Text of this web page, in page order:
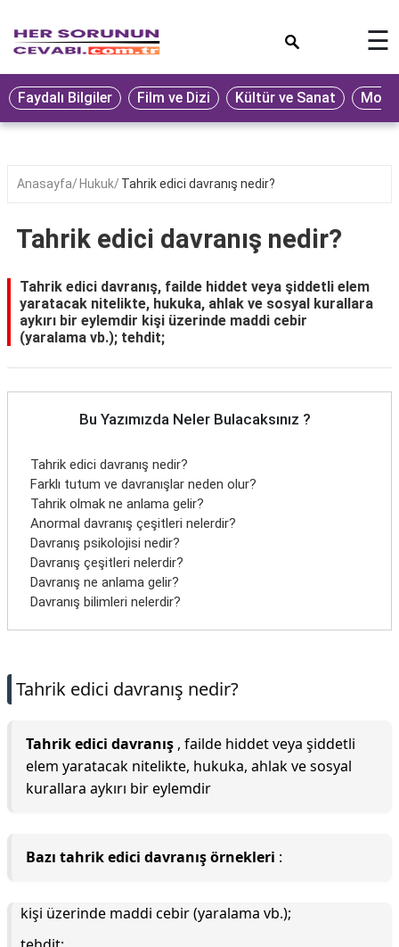
Eğitim
Ekonomi
Seyahat
Oyun
Yaşam
Hukuk
☰
Faydalı Bilgiler Film ve Dizi Kültür ve Sanat
Anasayfa Hukuk Tahrik edici davranış nedir?
Tahrik edici davranış nedir?
Tahrik edici davranış, failde hiddet veya şiddetli elem
yaratacak nitelikte, hukuka, ahlak ve sosyal kurallara
aykırı bir eylemdir kişi üzerinde maddi cebir
(yaralama vb.); tehdit;
Bu Yazımızda Neler Bulacaksınız ?
Tahrik edici davranış nedir?
Farklı tutum ve davranışlar neden olur?
Tahrik olmak ne anlama gelir?
Anormal davranış çeşitleri nelerdir?
Davranış psikolojisi nedir?
Davranış çeşitleri nelerdir?
Davranış ne anlama gelir?
Davranış bilimleri nelerdir?
Tahrik edici davranış nedir?
Tahrik edici davranış , failde hiddet veya şiddetli
elem yaratacak nitelikte, hukuka, ahlak ve sosyal
kurallara aykırı bir eylemdir
Bazı tahrik edici davranış örnekleri :
kişi üzerinde maddi cebir (yaralama vb.);